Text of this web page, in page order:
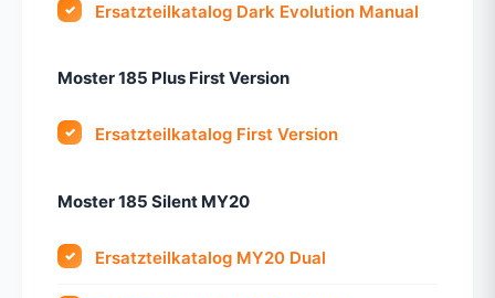
Ersatzteilkatalog Dark Evolution Manual
Moster 185 Plus First Version
Ersatzteilkatalog First Version
Moster 185 Silent MY20
Ersatzteilkatalog MY20 Dual